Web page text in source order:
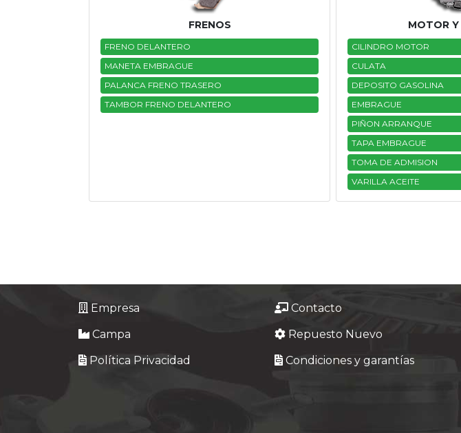
FRENOS
FRENO DELANTERO
MANETA EMBRAGUE
PALANCA FRENO TRASERO
TAMBOR FRENO DELANTERO
MOTOR
CILINDRO MOTOR
CULATA
DEPOSITO GASOLINA
EMBRAGUE
PIÑON ARRANQUE
TAPA EMBRAGUE
TOMA DE ADMISION
VARILLA ACEITE
Empresa Contacto
Campa
Repuesto Nuevo
Política Privacidad
Condiciones y garantías